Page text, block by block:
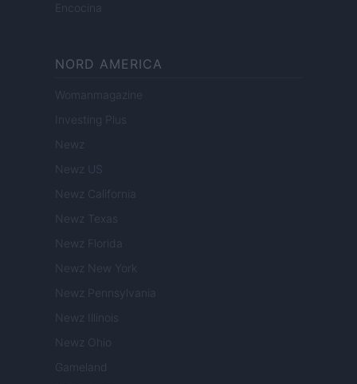
Encocina
NORD AMERICA
Womanmagazine
Investing Plus
Newz
Newz US
Newz California
Newz Texas
Newz Florida
Newz New York
Newz Pennsylvania
Newz Illinois
Newz Ohio
Gameland